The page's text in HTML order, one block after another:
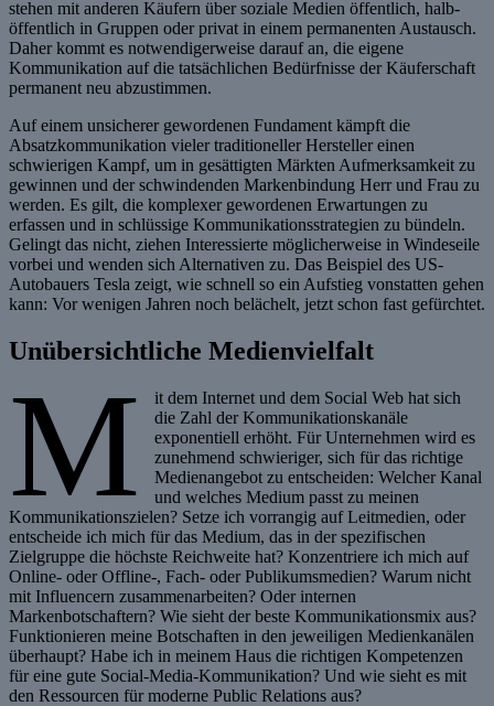
stehen mit anderen Käufern über soziale Medien öffentlich, halb-
öffentlich in Gruppen oder privat in einem permanenten Austausch.
Daher kommt es notwendigerweise darauf an, die eigene
Kommunikation auf die tatsächlichen Bedürfnisse der Käuferschaft
permanent neu abzustimmen.
Auf einem unsicherer gewordenen Fundament kämpft die
Absatzkommunikation vieler traditioneller Hersteller einen
schwierigen Kampf, um in gesättigten Märkten Aufmerksamkeit zu
gewinnen und der schwindenden Markenbindung Herr und Frau zu
werden. Es gilt, die komplexer gewordenen Erwartungen zu
erfassen und in schlüssige Kommunikationsstrategien zu bündeln.
Gelingt das nicht, ziehen Interessierte möglicherweise in Windeseile
vorbei und wenden sich Alternativen zu. Das Beispiel des US-
Autobauers Tesla zeigt, wie schnell so ein Aufstieg vonstatten gehen
kann: Vor wenigen Jahren noch belächelt, jetzt schon fast gefürchtet.
Unübersichtliche Medienvielfalt
M
it dem Internet und dem Social Web hat sich
die Zahl der Kommunikationskanäle
exponentiell erhöht. Für Unternehmen wird es
zunehmend schwieriger, sich für das richtige
Medienangebot zu entscheiden: Welcher Kanal
und welches Medium passt zu meinen
Kommunikationszielen? Setze ich vorrangig auf Leitmedien, oder
entscheide ich mich für das Medium, das in der spezifischen
Zielgruppe die höchste Reichweite hat? Konzentriere ich mich auf
Online- oder Offline-, Fach- oder Publikumsmedien? Warum nicht
mit Influencern zusammenarbeiten? Oder internen
Markenbotschaftern? Wie sieht der beste Kommunikationsmix aus?
Funktionieren meine Botschaften in den jeweiligen Medienkanälen
überhaupt? Habe ich in meinem Haus die richtigen Kompetenzen
für eine gute Social-Media-Kommunikation? Und wie sieht es mit
den Ressourcen für moderne Public Relations aus?